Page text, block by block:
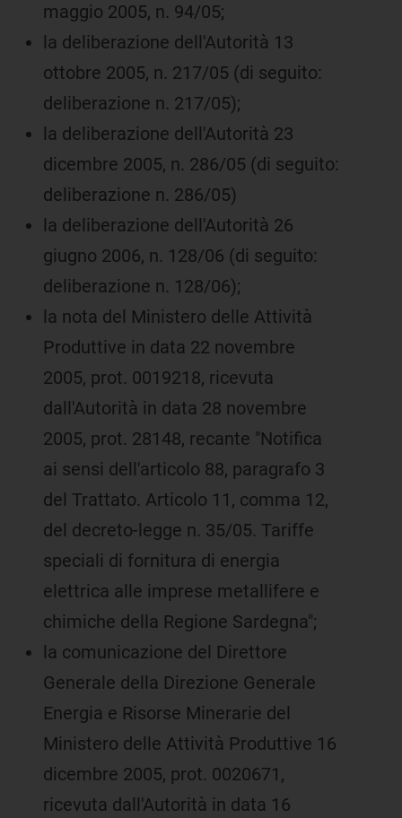
maggio 2005, n. 94/05;
la deliberazione dell'Autorità 13
ottobre 2005, n. 217/05 (di seguito:
deliberazione n. 217/05);
la deliberazione dell'Autorità 23
dicembre 2005, n. 286/05 (di seguito:
deliberazione n. 286/05)
la deliberazione dell'Autorità 26
giugno 2006, n. 128/06 (di seguito:
deliberazione n. 128/06);
la nota del Ministero delle Attività
Produttive in data 22 novembre
2005, prot. 0019218, ricevuta
dall'Autorità in data 28 novembre
2005, prot. 28148, recante "Notifica
ai sensi dell'articolo 88, paragrafo 3
del Trattato. Articolo 11, comma 12,
del decreto-legge n. 35/05. Tariffe
speciali di fornitura di energia
elettrica alle imprese metallifere e
chimiche della Regione Sardegna";
la comunicazione del Direttore
Generale della Direzione Generale
Energia e Risorse Minerarie del
Ministero delle Attività Produttive 16
dicembre 2005, prot. 0020671,
ricevuta dall'Autorità in data 16